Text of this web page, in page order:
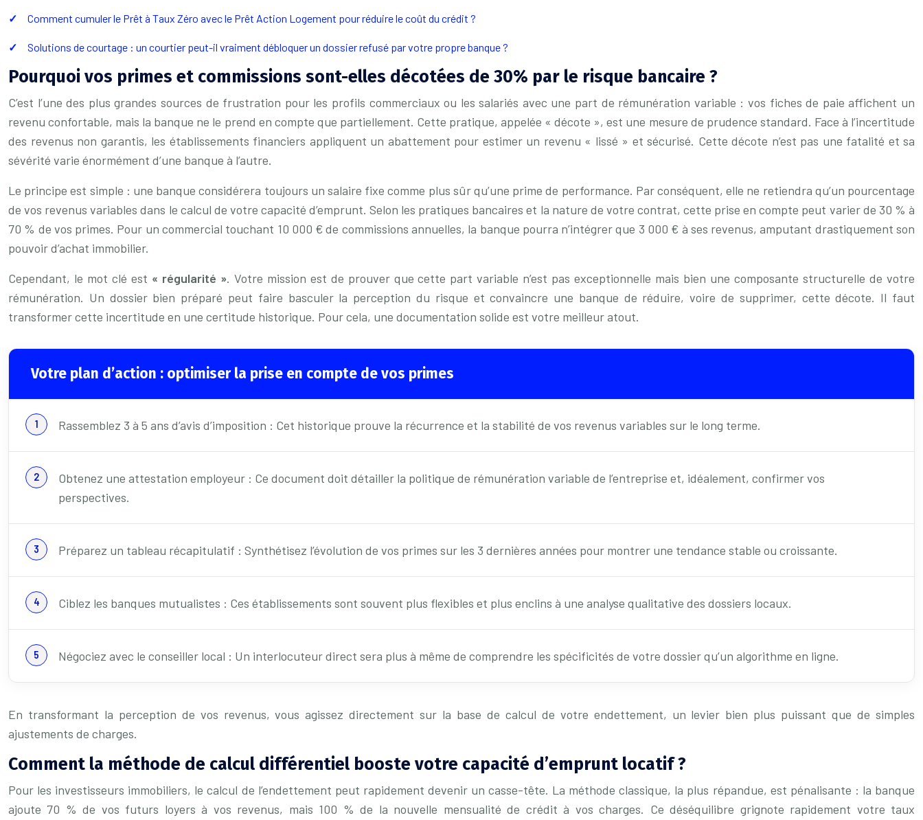
Comment cumuler le Prêt à Taux Zéro avec le Prêt Action Logement pour réduire le coût du crédit ?
Solutions de courtage : un courtier peut-il vraiment débloquer un dossier refusé par votre propre banque ?
Pourquoi vos primes et commissions sont-elles décotées de 30% par le risque bancaire ?
C’est l’une des plus grandes sources de frustration pour les profils commerciaux ou les salariés avec une part de rémunération variable : vos fiches de paie affichent un
revenu confortable, mais la banque ne le prend en compte que partiellement. Cette pratique, appelée « décote », est une mesure de prudence standard. Face à l’incertitude
des revenus non garantis, les établissements financiers appliquent un abattement pour estimer un revenu « lissé » et sécurisé. Cette décote n’est pas une fatalité et sa
sévérité varie énormément d’une banque à l’autre.
Le principe est simple : une banque considérera toujours un salaire fixe comme plus sûr qu’une prime de performance. Par conséquent, elle ne retiendra qu’un pourcentage
de vos revenus variables dans le calcul de votre capacité d’emprunt. Selon les pratiques bancaires et la nature de votre contrat, cette prise en compte peut varier de 30 % à
70 % de vos primes. Pour un commercial touchant 10 000 € de commissions annuelles, la banque pourra n’intégrer que 3 000 € à ses revenus, amputant drastiquement son
pouvoir d’achat immobilier.
Cependant, le mot clé est « régularité ». Votre mission est de prouver que cette part variable n’est pas exceptionnelle mais bien une composante structurelle de votre
rémunération. Un dossier bien préparé peut faire basculer la perception du risque et convaincre une banque de réduire, voire de supprimer, cette décote. Il faut
transformer cette incertitude en une certitude historique. Pour cela, une documentation solide est votre meilleur atout.
Votre plan d’action : optimiser la prise en compte de vos primes
Rassemblez 3 à 5 ans d’avis d’imposition : Cet historique prouve la récurrence et la stabilité de vos revenus variables sur le long terme.
Obtenez une attestation employeur : Ce document doit détailler la politique de rémunération variable de l’entreprise et, idéalement, confirmer vos
perspectives.
Préparez un tableau récapitulatif : Synthétisez l’évolution de vos primes sur les 3 dernières années pour montrer une tendance stable ou croissante.
Ciblez les banques mutualistes : Ces établissements sont souvent plus flexibles et plus enclins à une analyse qualitative des dossiers locaux.
Négociez avec le conseiller local : Un interlocuteur direct sera plus à même de comprendre les spécificités de votre dossier qu’un algorithme en ligne.
En transformant la perception de vos revenus, vous agissez directement sur la base de calcul de votre endettement, un levier bien plus puissant que de simples
ajustements de charges.
Comment la méthode de calcul différentiel booste votre capacité d’emprunt locatif ?
Pour les investisseurs immobiliers, le calcul de l’endettement peut rapidement devenir un casse-tête. La méthode classique, la plus répandue, est pénalisante : la banque
ajoute 70 % de vos futurs loyers à vos revenus, mais 100 % de la nouvelle mensualité de crédit à vos charges. Ce déséquilibre grignote rapidement votre taux